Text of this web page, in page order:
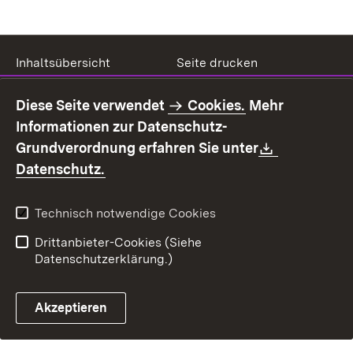
Inhaltsübersicht
Seite drucken
Benutzungshinweise
Erklärung zur
Barrierefreiheit
Kontakt
Fehlerhaften Link melden
Diese Seite verwendet Cookies. Mehr
Informationen zur Datenschutz-
Grundverordnung erfahren Sie unter
Datenschutz.
Technisch notwendige Cookies
Drittanbieter-Cookies (Siehe
Datenschutzerklärung.)
Akzeptieren